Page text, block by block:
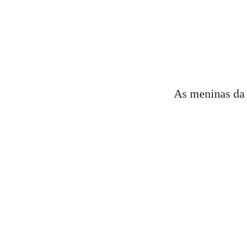
As meninas da